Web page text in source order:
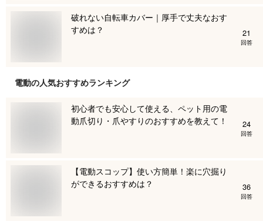
破れない自転車カバー｜厚手で丈夫なおす
すめは？
21
回答
電動の人気おすすめランキング
初心者でも安心して使える、ペット用の電
動爪切り・爪やすりのおすすめを教えて！
24
回答
【電動スコップ】使い方簡単！楽に穴掘り
ができるおすすめは？
36
回答